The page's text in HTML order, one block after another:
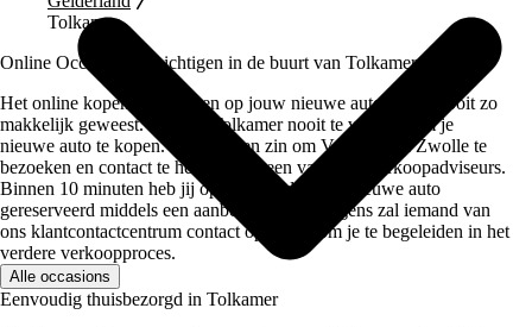
Tolkamer
Online Occasions bezichtigen in de buurt van Tolkamer
Het online kopen en wachten op jouw nieuwe auto is nog nooit zo
makkelijk geweest. Je hoeft Tolkamer nooit te verlaten om je
nieuwe auto te kopen. Heb je geen zin om Vaartland.nl Zwolle te
bezoeken en contact te hebben met een van onze verkoopadviseurs.
Binnen 10 minuten heb jij op Vaartland.nl een nieuwe auto
gereserveerd middels een aanbetaling. Vervolgens zal iemand van
ons klantcontactcentrum contact opnemen om je te begeleiden in het
verdere verkoopproces.
Alle occasions
Eenvoudig thuisbezorgd in Tolkamer